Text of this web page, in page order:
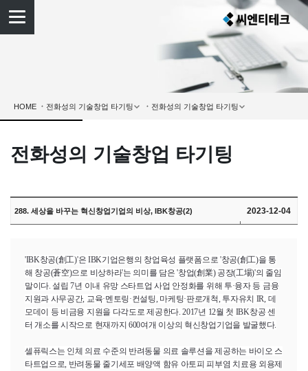
HOME
전화성의 기술창업 타기팅
288. 세상을 바꾸는 혁신창업기업의 비상, IBK창공(2) 2023-12-04
'IBK창공(創工)'은 IBK기업은행의 창업육성 플랫폼으로 '창공(創工)을 통
해 창공(蒼空)으로 비상하라'는 의미를 담은 '창업(創業) 공장(工場)'의 줄임
말이다. 설립 7년 이내 유망 스타트업 사업 안정화를 위해 투·융자 등 금융
지원과 사무공간, 교육·멘토링·컨설팅, 마케팅·판로개척, 투자유치 IR, 데
모데이 등 비금융 지원을 다각도로 제공한다. 2017년 12월 첫 IBK창공 센
터 개소를 시작으로 현재까지 600여개 이상의 혁신창업기업을 발굴했다.
셀퓨릭스는 인체 의료 수준의 반려동물 의료 솔루션을 제공하는 바이오 스
타트업으로, 반려동물 줄기세포 배양액 함유 아토피 피부염 치료용 외용제